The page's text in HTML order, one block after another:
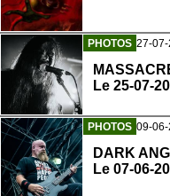
PHOTOS 27-
Le 25-07-
PHOTOS 09-
DARK
Le 07-06-